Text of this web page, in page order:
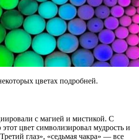
цветах подробней.
с магией и мистикой. С
цвет символизировал мудрость и
глаз», «седьмая чакра» — все